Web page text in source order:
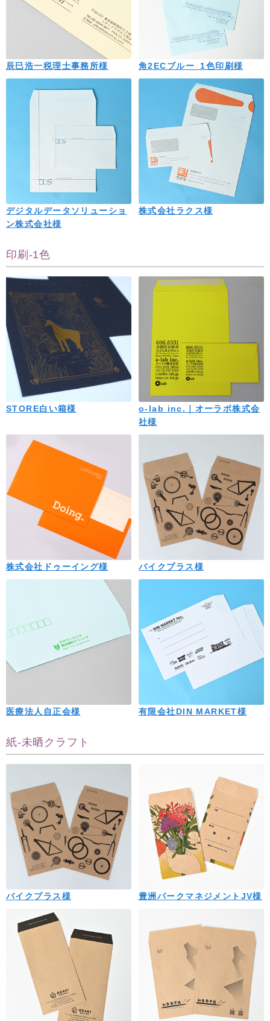
辰巳浩一税理士事務所様 角2ECブルー_1色印刷様
デジタルデータソリューショ
ン株式会社様
株式会社ラクス様
印刷-1色
STORE白い箱様
o-lab inc.｜オーラボ株式会
社様
株式会社ドゥーイング様 バイクプラス様
医療法人自正会様 有限会社DIN MARKET様
紙-未晒クラフト
バイクプラス様 豊洲パークマネジメントJV様